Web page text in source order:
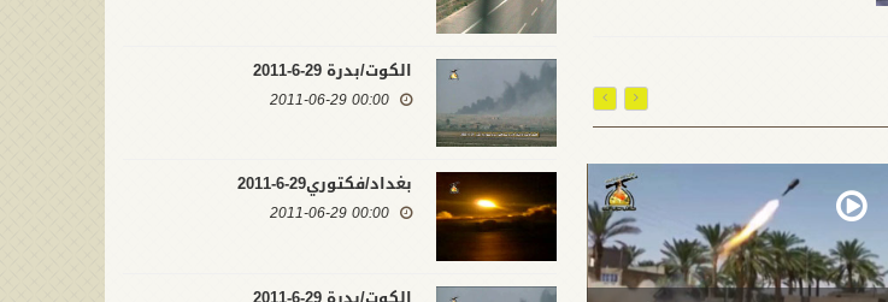
الكوت/بدرة 29-6-2011
00:00 2011-06-29
بغداد/فكتوري29-6-2011
00:00 2011-06-29